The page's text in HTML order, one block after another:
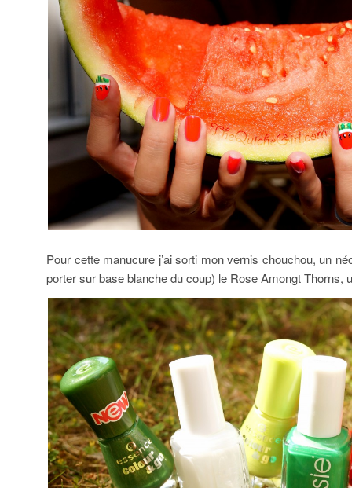
Pour cette manucure j’ai sorti mon vernis chouchou, un
porter sur base blanche du coup) le Rose Amongt Thorns,